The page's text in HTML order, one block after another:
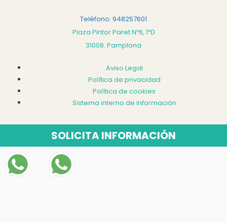
Teléfono: 948257601
Plaza Pintor Paret Nº6, 1ºD
31008. Pamplona
Aviso Legal
Política de privacidad
Política de cookies
Sistema interno de información
SOLICITA INFORMACIÓN